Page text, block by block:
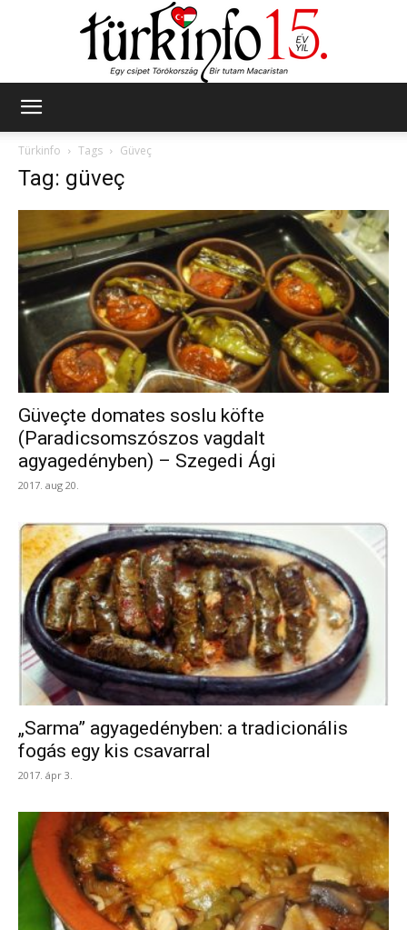
Türkinfo
Tags Güveç
Tag: güveç
Güveçte domates soslu köfte
(Paradicsomszószos vagdalt
agyagedényben) – Szegedi Ági
2017. aug 20.
„Sarma” agyagedényben: a tradicionális
fogás egy kis csavarral
2017. ápr 3.